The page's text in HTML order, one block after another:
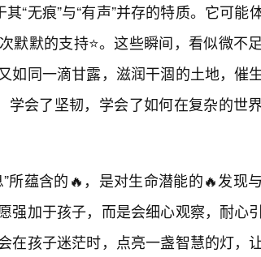
其“无痕”与“有声”并存的特质。它可能
默默的支持⭐。这些瞬间，看似微不
如同一滴甘露，滋润干涸的土地，催
学会了坚韧，学会了如何在复杂的世
所蕴含的🔥，是对生命潜能的🔥发现
强加于孩子，而是会细心观察，耐心
在孩子迷茫时，点亮一盏智慧的灯，